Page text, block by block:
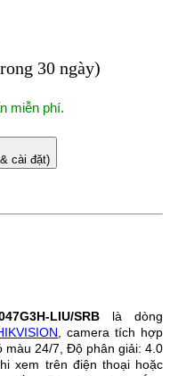
30 ngày)
miễn phí.
cài đặt)
LIU/SRBlà dòng
, camera tích hợp
màu 24/7, Độ phân giải: 4.0
xem trên điện thoại hoặc